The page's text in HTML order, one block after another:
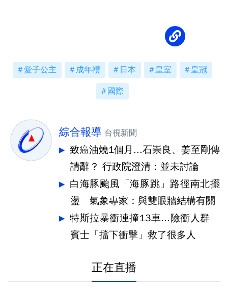
愛子公主 成年禮 日本 皇室 皇冠
國際
綜合報導 台視新聞
致癌油燒1個月...石崇良、姜至剛傳
請辭？ 行政院澄清：並未討論
白海豚颱風「海豚跳」路徑南北擺
盪 氣象專家：與雙眼牆結構有關
特斯拉暴衝連撞13車...險衝人群
賓士「擋下衝擊」救了很多人
正在直播